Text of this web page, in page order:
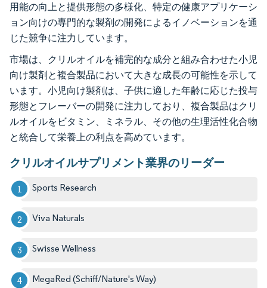
用能の向上と提供形態の多様化、特定の健康アプリケーシ
ョン向けの専門的な製剤の開発によるイノベーションを通
じた競争に注力しています。
市場は、クリルオイルを補完的な成分と組み合わせた小児
向け製剤と複合製品において大きな成長の可能性を示して
います。小児向け製剤は、子供に適した年齢に応じた投与
形態とフレーバーの開発に注力しており、複合製品はクリ
ルオイルをビタミン、ミネラル、その他の生理活性化合物
と統合して栄養上の利点を高めています。
クリルオイルサプリメント業界のリーダー
Sports Research
Viva Naturals
Swisse Wellness
MegaRed (Schiff/Nature's Way)